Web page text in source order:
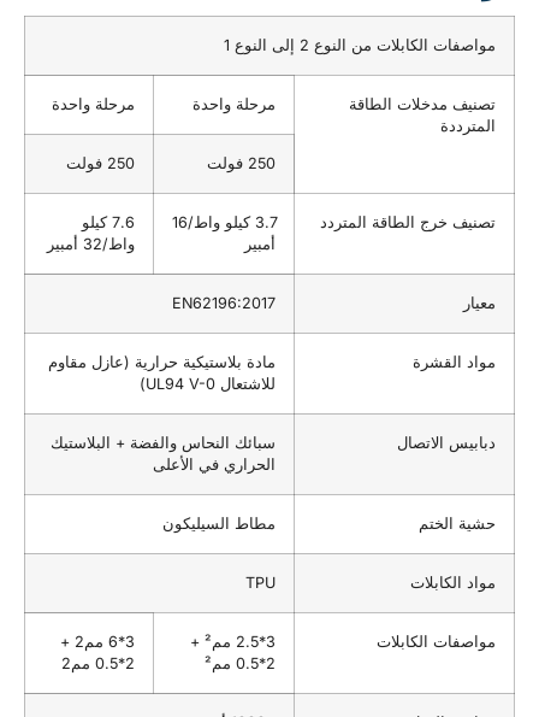
من النوع 2 إلى النوع 1
مدخلات الطاقة
مرحلة واحدة مرحلة واحدة
250 فولت
خرج الطاقة المتردد
3.7 كيلو واط/16
7.6 كيلو
EN62196:2017
مادة بلاستيكية حرارية (عازل مقاوم
الاتصال
سبائك النحاس والفضة + البلاستيك
الحراري في الأعلى
مطاط السيليكون
الكابلات
3*2.5 مم² +
2*0.5 مم2